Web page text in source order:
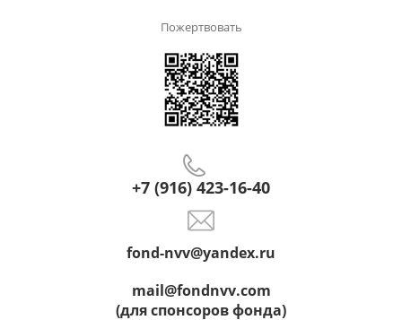
fond-nvv@yandex.ru
mail@fondnvv.com
(для спонсоров фонда)
+7 (916) 423-16-40
Пожертвовать